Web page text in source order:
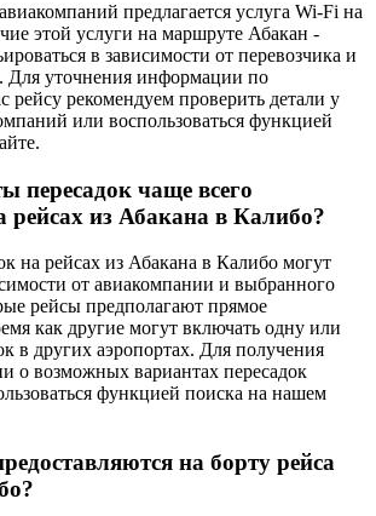
предлагается услуга Wi-Fi на
этой услуги на маршруте Абакан -
в зависимости от перевозчика и
Для уточнения информации по
рейсу рекомендуем проверить детали у
или воспользоваться функцией
пересадок чаще всего
рейсах из Абакана в Калибо?
на рейсах из Абакана в Калибо могут
от авиакомпании и выбранного
рейсы предполагают прямое
как другие могут включать одну или
в других аэропортах. Для получения
о возможных вариантах пересадок
функцией поиска на нашем
на борту рейса